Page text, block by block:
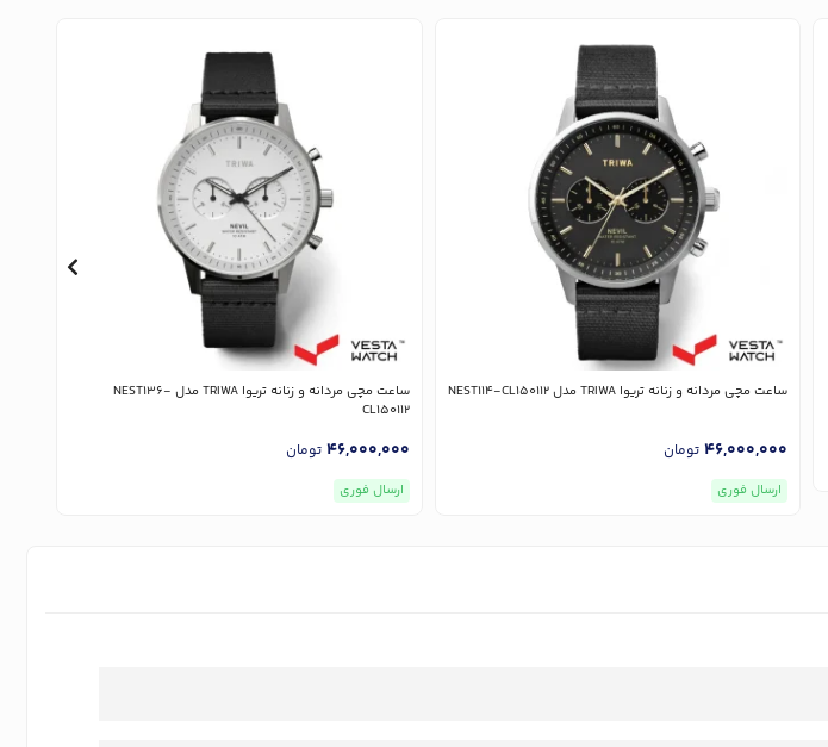
ساعت مچی مردانه و زنانه تریوا TRIWA مدل NEST114-CL150112
46,000,000 تومان
ارسال فوری
ساعت مچی مردانه و زنانه تریوا TRIWA مدل NEST136-
CL150112
46,000,000 تومان
ارسال فوری